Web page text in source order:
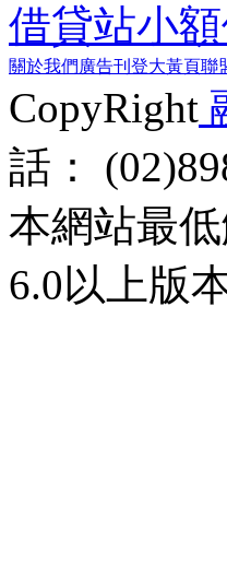
借貸站小
關於我們 廣告刊登大黃頁聯
CopyRight
話：
本網站最
6.0以上版